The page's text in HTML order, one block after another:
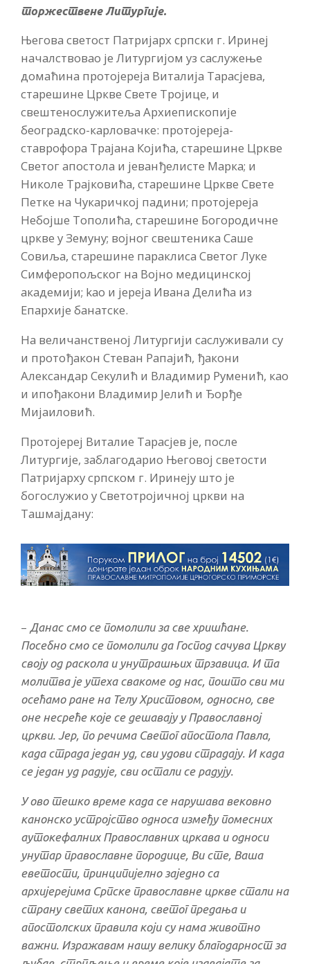
торжествене Литургије.
Његова светост Патријарх српски г. Иринеј
началствовао је Литургијом уз саслужење
домаћина протојереја Виталија Тарасјева,
старешине Цркве Свете Тројице, и
свештенослужитеља Архиепископије
београдско-карловачке: протојереја-
ставрофора Трајана Којића, старешине Цркве
Светог апостола и јеванђелисте Марка; и
Николе Трајковића, старешине Цркве Свете
Петке на Чукаричкој падини; протојереја
Небојше Тополића, старешине Богородичне
цркве у Земуну; војног свештеника Саше
Совиља, старешине параклиса Светог Луке
Симферопољског на Војно медицинској
академији; kао и јереја Ивана Делића из
Епархије банатске.
На величанственој Литургији саслуживали су
и протођакон Стеван Рапајић, ђакони
Александар Секулић и Владимир Руменић, као
и ипођакони Владимир Јелић и Ђорђе
Мијаиловић.
Протојереј Виталие Тарасјев је, после
Литургије, заблагодарио Његовој светости
Патријарху српском г. Иринеју што је
богослужио у Светотројичној цркви на
Ташмајдану:
– Данас смо се помолили за све хришћане.
Посебно смо се помолили да Господ сачува Цркву
своју од раскола и унутрашњих трзавица. И та
молитва је утеха свакоме од нас, пошто сви ми
осећамо ране на Телу Христовом, односно, све
оне несреће које се дешавају у Православној
цркви. Јер, по речима Светог апостола Павла,
када страда један уд, сви удови страдају. И када
се један уд радује, сви остали се радују.
У ово тешко време када се нарушава вековно
канонско устројство односа између помесних
аутокефалних Православних цркава и односи
унутар православне породице, Ви сте, Ваша
еветости, принципијелно заједно са
архијерејима Српске православне цркве стали на
страну светих канона, светог предања и
апостолских правила који су нама животно
важни. Изражавам нашу велику благодарност за